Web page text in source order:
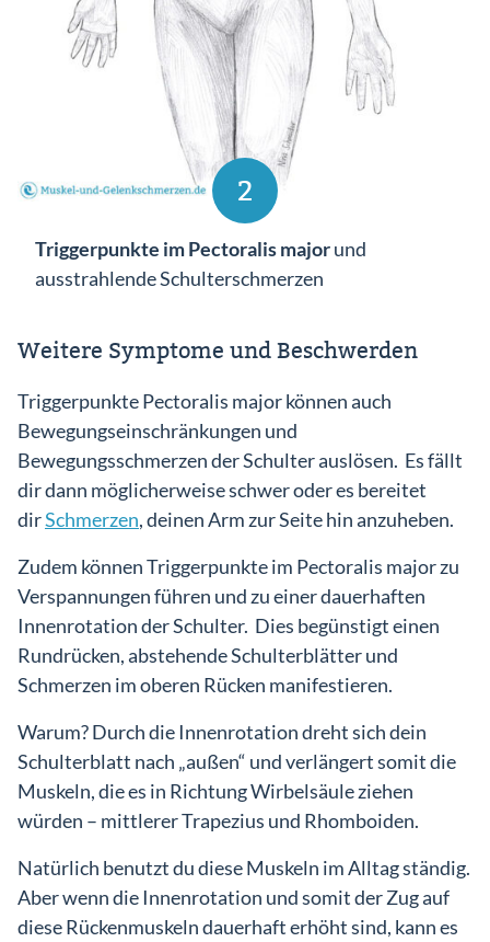
2
Triggerpunkte im Pectoralis majorund
ausstrahlende Schulterschmerzen
Weitere Symptome und Beschwerden
Triggerpunkte Pectoralis major können auch
Bewegungseinschränkungen und
Bewegungsschmerzen der Schulter auslösen. Es fällt
dir dann möglicherweise schwer oder es bereitet
dirSchmerzen, deinen Arm zur Seite hin anzuheben.
Zudem können Triggerpunkte im Pectoralis major zu
Verspannungen führen und zu einer dauerhaften
Innenrotation der Schulter. Dies begünstigt einen
Rundrücken, abstehende Schulterblätter und
Schmerzen im oberen Rücken manifestieren.
Warum? Durch die Innenrotation dreht sich dein
Schulterblatt nach „außen“ und verlängert somit die
Muskeln, die es in Richtung Wirbelsäule ziehen
würden – mittlerer Trapezius und Rhomboiden.
Natürlich benutzt du diese Muskeln im Alltag ständig.
Aber wenn die Innenrotation und somit der Zug auf
diese Rückenmuskeln dauerhaft erhöht sind, kann es